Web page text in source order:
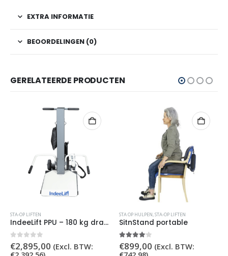
EXTRA INFORMATIE
BEOORDELINGEN (0)
GERELATEERDE PRODUCTEN
STA-OP LIFTEN
IndeeLift PPU – 180 kg draaggewicht
0out of 5
€2,895,00 (Excl. BTW:
STA OP HULPEN,STA-OP LIFTEN
SitnStand portable
4.00 out of 5
€899,00 (Excl. BTW: